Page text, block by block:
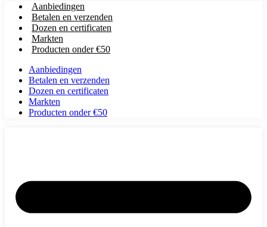
Aanbiedingen
Betalen en verzenden
Dozen en certificaten
Markten
Producten onder €50
Aanbiedingen
Betalen en verzenden
Dozen en certificaten
Markten
Producten onder €50